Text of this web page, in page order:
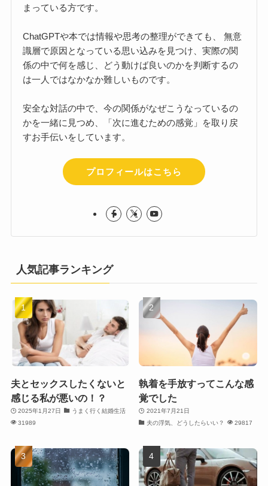
まっている方です。
ChatGPTや本では情報や思考の整理ができても、 無意
識層で原因となっている思い込みを見つけ、実際の関
係の中で何を感じ、どう動けば良いのかを判断するの
は一人ではなかなか難しいものです。
安全な対話の中で、今の関係がなぜこうなっているの
かを一緒に見つめ、「次に進むための感覚」を取り戻
すお手伝いをしています。
プロフィールはこちら
人気記事ランキング
夫とセックスしたくないと
感じる私が悪いの！？
2025年1月27日
うまく行く結婚生活
31989
執着を手放すってこんな感
覚でした
2021年7月21日
夫の浮気、どうしたらいい？
29817